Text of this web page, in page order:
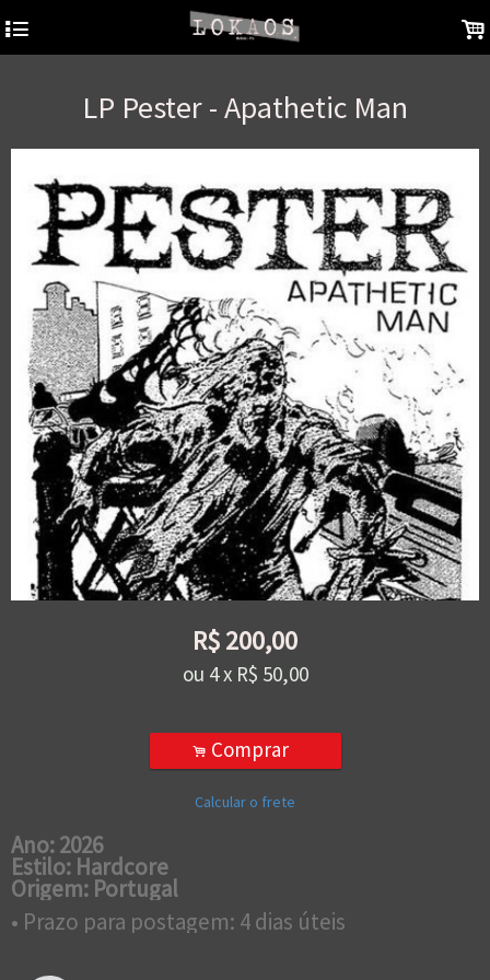
4 .
LP Pester - Apathetic Man
R$200,00
ou 4x R$ 50,00
. Comprar
Calcular o frete
Ano: 2026
Estilo: Hardcore
Origem: Portugal
• Prazo para postagem: 4 dias úteis